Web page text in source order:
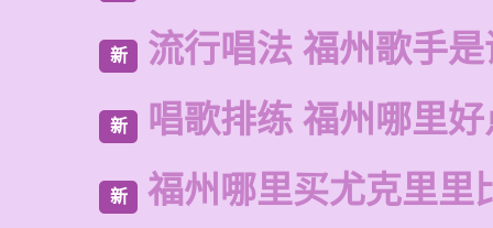
新 流行唱法 福州歌手
新 唱歌排练 福州哪里
新 福州哪里买尤克里里